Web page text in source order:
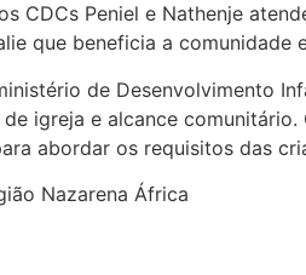
CDCs Peniel e Nathenje
que beneficia a comunidade
de Desenvolvimento
igreja e alcance
abordar os requisitos das
Nazarena África